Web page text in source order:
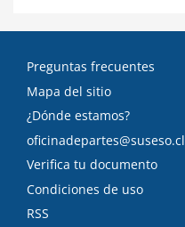
Preguntas frecuentes
Mapa del sitio
¿Dónde estamos?
oficinadepartes@suseso.cl
Verifica tu documento
Condiciones de uso
RSS